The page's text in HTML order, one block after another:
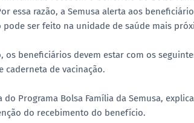
essa razão, a Semusa alerta aos
pode ser feito na unidade de saúde mais
os beneficiários devem estar com os
caderneta de vacinação.
do Programa Bolsa Família da Semusa,
do recebimento do benefício.